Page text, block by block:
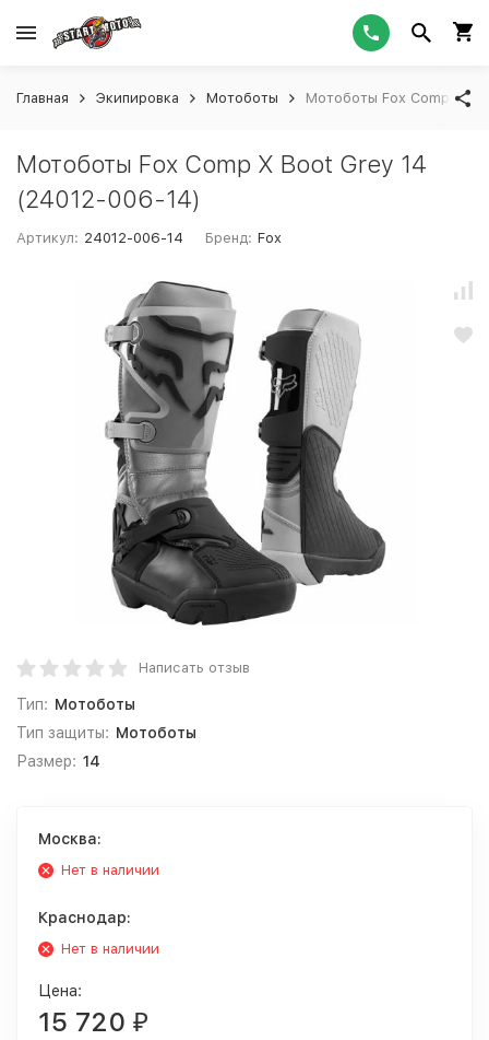
Главная Экипировка Мотоботы Мотоботы Fox Comp X
Мотоботы Fox Comp X Boot Grey 14
(24012-006-14)
Артикул: 24012-006-14 Бренд: Fox
Написать отзыв
Тип: Мотоботы
Тип защиты: Мотоботы
Размер: 14
Москва:
Нет в наличии
Краснодар:
Нет в наличии
Цена:
15 720 ₽